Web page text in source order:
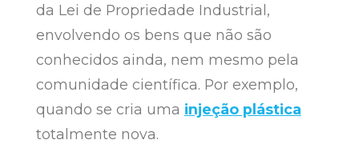
da Lei de Propriedade Industrial,
envolvendo os bens que não são
conhecidos ainda, nem mesmo pela
comunidade científica. Por exemplo,
quando se cria uma injeção plástica
totalmente nova.